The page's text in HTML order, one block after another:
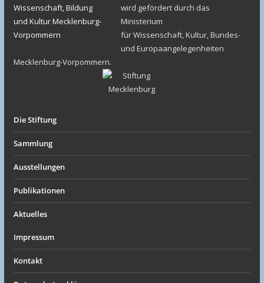
wird gefördert durch das
Ministerium
für Wissenschaft, Kultur, Bundes-
und Europaangelegenheiten
Mecklenburg-Vorpommern.
Die Stiftung
Sammlung
Ausstellungen
Publikationen
Aktuelles
Impressum
Kontakt